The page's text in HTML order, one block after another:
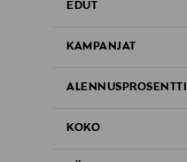
EDUT
KAMPANJAT
ALENNUSPROSENTTI
KOKO